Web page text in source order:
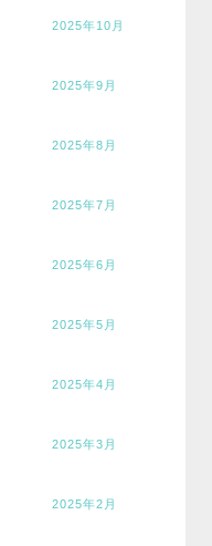
2025年10月
2025年9月
2025年8月
2025年7月
2025年6月
2025年5月
2025年4月
2025年3月
2025年2月